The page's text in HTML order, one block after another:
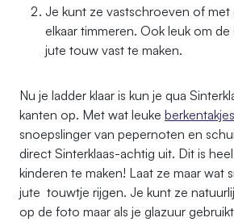
Je kunt ze vastschroeven of met
elkaar timmeren. Ook leuk om
jute touw vast te maken.
Nu je ladder klaar is kun je qua
kanten op. Met wat leuke berkentakjes
snoepslinger van pepernoten en
direct Sinterklaas-achtig uit. Dit is
kinderen te maken! Laat ze maar wat
jute touwtje rijgen. Je kunt ze
op de foto maar als je glazuur